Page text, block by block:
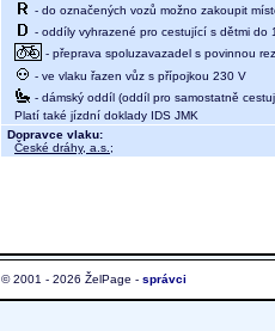
- do označených vozů možno zakoupit
- oddíly vyhrazené pro cestující s dětmi do
- přeprava spoluzavazadel s povinnou
- ve vlaku řazen vůz s přípojkou 230 V
- dámský oddíl (oddíl pro samostatně
Platí také jízdní doklady IDS JMK
Dopravce vlaku:
České dráhy, a.s. ;
© 2001 - 2026 ŽelPage - správci